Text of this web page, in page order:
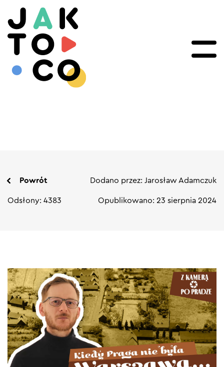
Powrót Dodano przez: Jarosław Adamczuk
Odsłony: 4383 Opublikowano: 23 sierpnia 2024